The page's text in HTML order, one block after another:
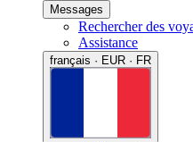
Messages
Rechercher des
Assistance
français · EUR · FR